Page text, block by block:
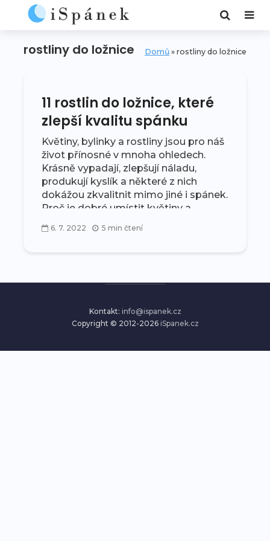
rostliny do ložnice Domů » rostliny do ložnice
11 rostlin do ložnice, které
zlepší kvalitu spánku
Květiny, bylinky a rostliny jsou pro náš
život přínosné v mnoha ohledech.
Krásně vypadají, zlepšují náladu,
produkují kyslík a některé z nich
dokážou zkvalitnit mimo jiné i spánek.
Proč je dobré umístit květiny a...
6. 7. 2022 5 min čtení
Kontakt: info@ispanek.cz
Copyright © 2012-2026 iSpanek.cz